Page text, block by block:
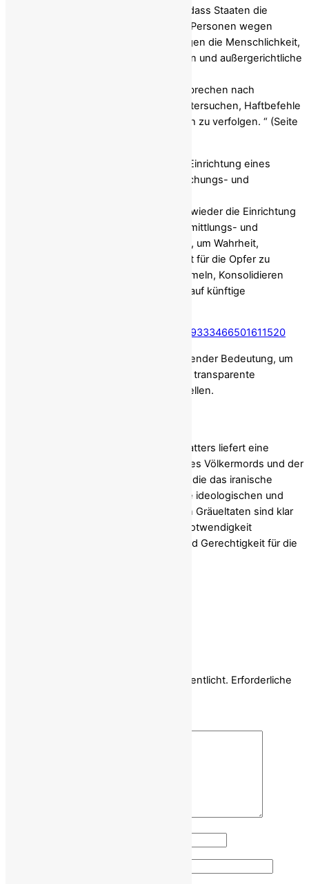
„Es besteht weiterhin die Möglichkeit, dass Staaten die
universelle Gerichtsbarkeit nutzen, um Personen wegen
„Gräueltaten“, darunter Verbrechen gegen die Menschlichkeit,
Völkermord, Folter, Verschwindenlassen und außergerichtliche
Menschenrechtsverletzungen, die Verbrechen nach
internationalem Recht darstellen, zu untersuchen, Haftbefehle
gegen sie zu erlassen und strafrechtlich zu verfolgen. “ (Seite
Der Sonderberichterstatter fordert die Einrichtung eines
unabhängigen internationalen Untersuchungs- und
„Der Sonderberichterstatter hat immer wieder die Einrichtung
eines unabhängigen internationalen Ermittlungs- und
Rechenschaftsmechanismus gefordert, um Wahrheit,
Gerechtigkeit und Rechenschaftspflicht für die Opfer zu
fördern, unter anderem durch das Sammeln, Konsolidieren
und Sichern von Beweisen im Hinblick auf künftige
https://x.com/Maryam_Rajavi/status/409333466501611520
Dieser Mechanismus ist von entscheidender Bedeutung, um
schnelle, unparteiische, gründliche und transparente
strafrechtliche Ermittlungen sicherzustellen.
Der Bericht des UN-Sonderberichterstatters liefert eine
detaillierte und fundierte Bestätigung des Völkermords und der
Verbrechen gegen die Menschlichkeit, die das iranische
Regime an der PMOI begangen hat. Die ideologischen und
politischen Beweggründe hinter diesen Gräueltaten sind klar
dokumentiert und unterstreichen die Notwendigkeit
internationaler Rechenschaftspflicht und Gerechtigkeit für die
Deine E-Mail-Adresse wird nicht veröffentlicht. Erforderliche